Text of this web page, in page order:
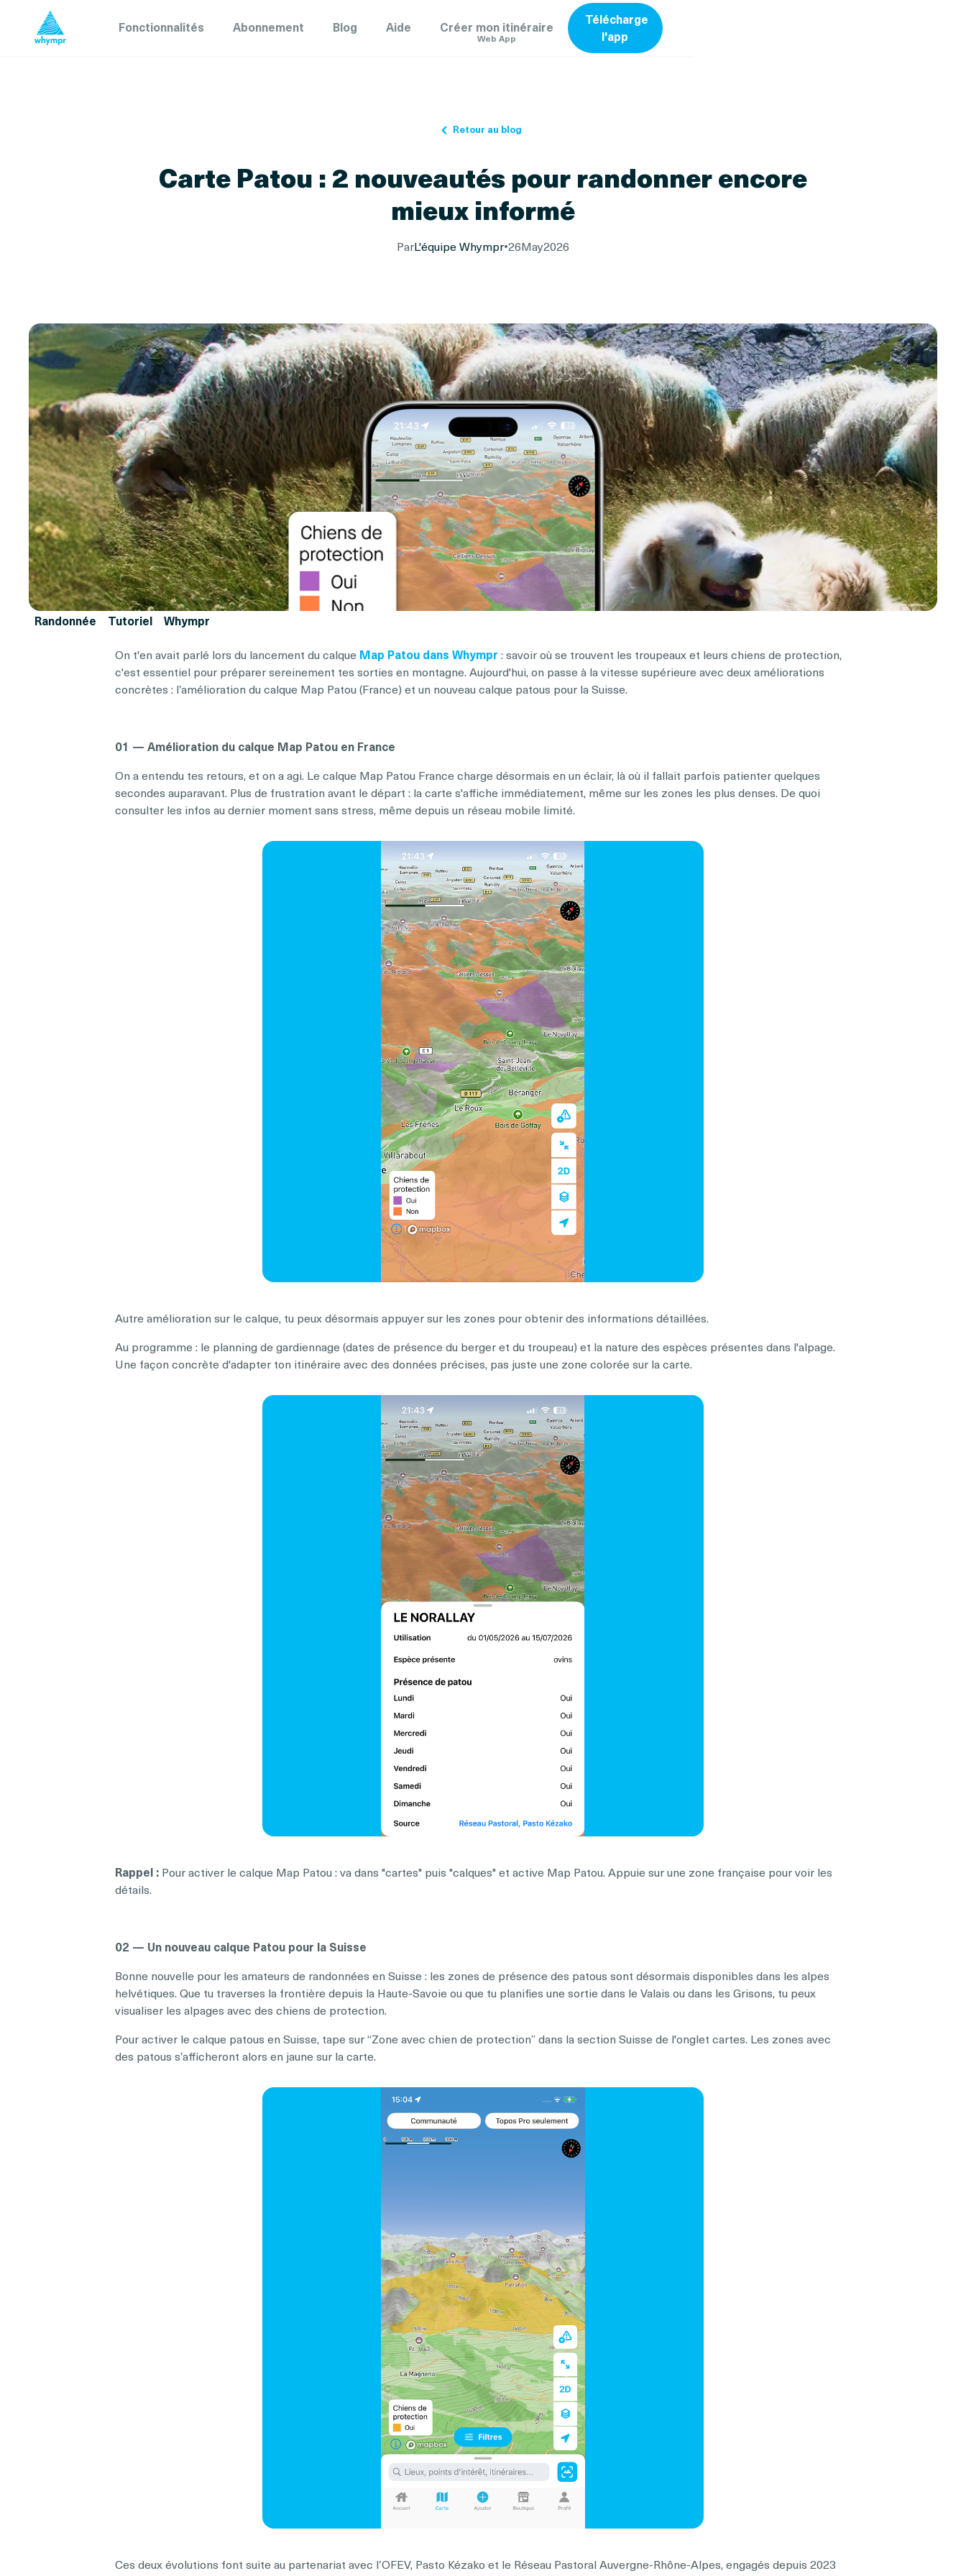
Fonctionnalités Abonnement Blog Aide Créer mon itinéraire
Web App
Télécharge
l'app
Retour au blog
Carte Patou : 2 nouveautés pour randonner encore
mieux informé
ParL'équipe Whympr•26May2026
Randonnée Tutoriel
Whympr
On t'en avait parlé lors du lancement du calque Map Patou dans Whympr : savoir où se trouvent les troupeaux et leurs chiens de protection,
c'est essentiel pour préparer sereinement tes sorties en montagne. Aujourd'hui, on passe à la vitesse supérieure avec deux améliorations
concrètes : l’amélioration du calque Map Patou (France) et un nouveau calque patous pour la Suisse.
01 — Amélioration du calque Map Patou en France
On a entendu tes retours, et on a agi. Le calque Map Patou France charge désormais en un éclair, là où il fallait parfois patienter quelques
secondes auparavant. Plus de frustration avant le départ : la carte s'affiche immédiatement, même sur les zones les plus denses. De quoi
consulter les infos au dernier moment sans stress, même depuis un réseau mobile limité.
Autre amélioration sur le calque, tu peux désormais appuyer sur les zones pour obtenir des informations détaillées.
Au programme : le planning de gardiennage (dates de présence du berger et du troupeau) et la nature des espèces présentes dans l'alpage.
Une façon concrète d'adapter ton itinéraire avec des données précises, pas juste une zone colorée sur la carte.
Rappel : Pour activer le calque Map Patou : va dans "cartes" puis "calques" et active Map Patou. Appuie sur une zone française pour voir les
détails.
02 — Un nouveau calque Patou pour la Suisse
Bonne nouvelle pour les amateurs de randonnées en Suisse : les zones de présence des patous sont désormais disponibles dans les alpes
helvétiques. Que tu traverses la frontière depuis la Haute-Savoie ou que tu planifies une sortie dans le Valais ou dans les Grisons, tu peux
visualiser les alpages avec des chiens de protection.
Pour activer le calque patous en Suisse, tape sur “Zone avec chien de protection” dans la section Suisse de l'onglet cartes. Les zones avec
des patous s’afficheront alors en jaune sur la carte.
Ces deux évolutions font suite au partenariat avec l’OFEV, Pasto Kézako et le Réseau Pastoral Auvergne-Rhône-Alpes, engagés depuis 2023